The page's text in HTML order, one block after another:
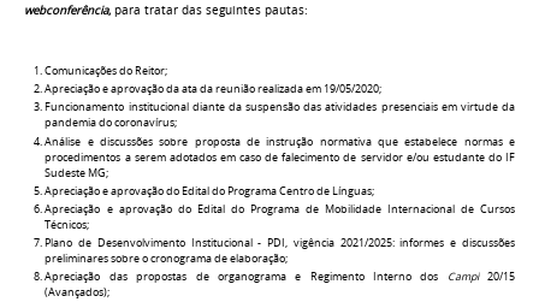
webconferência, para tratar das seguintes pautas:
Comunicações do Reitor;
Apreciação e aprovação da ata da reunião realizada em 19/05/2020;
Funcionamento institucional diante da suspensão das atividades presenciais em virtude da
pandemia do coronavírus;
Análise e discussões sobre proposta de instrução normativa que estabelece normas e
procedimentos a serem adotados em caso de falecimento de servidor e/ou estudante do IF
Sudeste MG;
Apreciação e aprovação do Edital do Programa Centro de Línguas;
Apreciação e aprovação do Edital do Programa de Mobilidade Internacional de Cursos
Técnicos;
Plano de Desenvolvimento Institucional - PDI, vigência 2021/2025: informes e discussões
preliminares sobre o cronograma de elaboração;
Apreciação das propostas de organograma e Regimento Interno dos
Campi20/15
(Avançados);